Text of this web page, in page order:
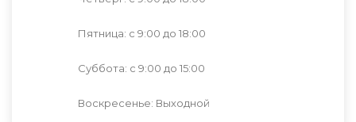
Пятница: с 9:00 до 18:00
Суббота: с 9:00 до 15:00
Воскресенье: Выходной
Прочие товары